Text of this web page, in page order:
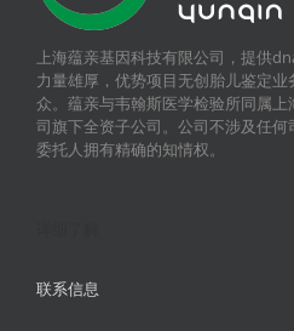
上海蕴亲基因科技有限公司，提供
力量雄厚，优势项目无创胎儿鉴定
众。蕴亲与韦翰斯医学检验所同属
司旗下全资子公司。公司不涉及任
委托人拥有精确的知情权。
联系信息